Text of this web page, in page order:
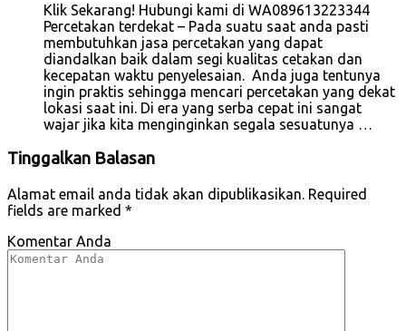
Klik Sekarang! Hubungi kami di WA089613223344
Percetakan terdekat – Pada suatu saat anda pasti
membutuhkan jasa percetakan yang dapat
diandalkan baik dalam segi kualitas cetakan dan
kecepatan waktu penyelesaian. Anda juga tentunya
ingin praktis sehingga mencari percetakan yang dekat
lokasi saat ini. Di era yang serba cepat ini sangat
wajar jika kita menginginkan segala sesuatunya …
Tinggalkan Balasan
Alamat email anda tidak akan dipublikasikan. Required
fields are marked *
Komentar Anda